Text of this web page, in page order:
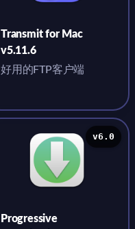
Transmit for Mac
v5.11.6
好用的FTP客户端
v6.0
Progressive